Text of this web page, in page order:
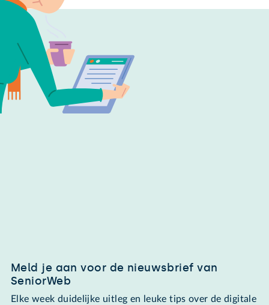
Meld je aan voor de nieuwsbrief van
SeniorWeb
Elke week duidelijke uitleg en leuke tips over de digitale